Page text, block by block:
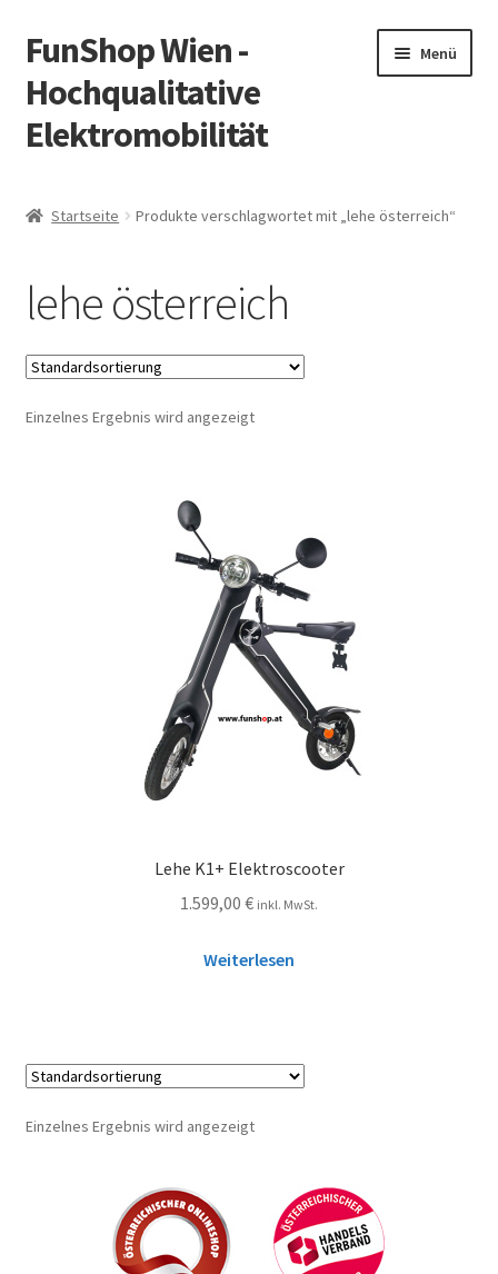
Zur
Navigation
springen
Zum
Inhalt
springen
FunShop Wien -
Hochqualitative
Elektromobilität
Menü
öffnen
Vorsicht Internetbetrug
Über FunShop
Impressum
Startseite Produkte verschlagwortet mit „lehe österreich“
lehe österreich
Einzelnes Ergebnis wird angezeigt
Lehe K1+ Elektroscooter
1.599,00 € inkl. MwSt.
Weiterlesen
Einzelnes Ergebnis wird angezeigt